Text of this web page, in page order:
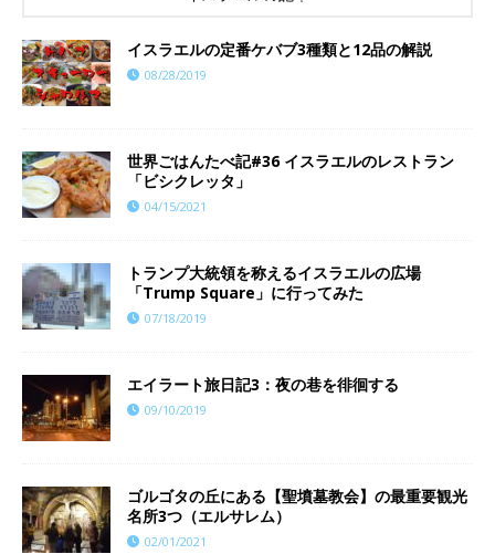
イスラエルの定番ケバブ3種類と12品の解説
08/28/2019
世界ごはんたべ記#36 イスラエルのレストラン
「ビシクレッタ」
04/15/2021
トランプ大統領を称えるイスラエルの広場
「Trump Square」に行ってみた
07/18/2019
エイラート旅日記3：夜の巷を徘徊する
09/10/2019
ゴルゴタの丘にある【聖墳墓教会】の最重要観光
名所3つ（エルサレム）
02/01/2021